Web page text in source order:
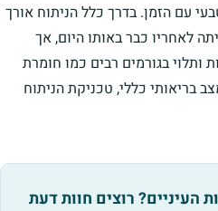
עם הזמן. בדרך כלל הניתוח אורך
לאחריו כבר באותו היום, אך
בגורמים רבים כמו חומרת
בריאותי כללי, טכניקת הניתוח
רוצים חוות דעת